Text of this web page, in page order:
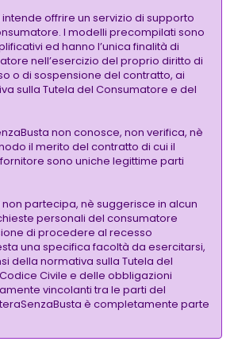
offrire un servizio di supporto
I modelli precompilati sono
ed hanno l’unica finalità di
nell’esercizio del proprio diritto di
o di sospensione del contratto, ai
sulla Tutela del Consumatore e del
non conosce, non verifica, nè
il merito del contratto di cui il
sono uniche legittime parti
non partecipa, nè suggerisce in alcun
personali del consumatore
di procedere al recesso
una specifica facoltà da esercitarsi,
della normativa sulla Tutela del
Civile e delle obbligazioni
vincolanti tra le parti del
è completamente parte